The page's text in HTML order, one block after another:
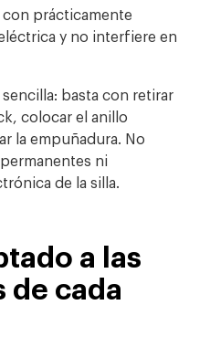
con prácticamente
y no interfiere en
basta con retirar
colocar el anillo
la empuñadura. No
ni
de la silla.
a las
de cada